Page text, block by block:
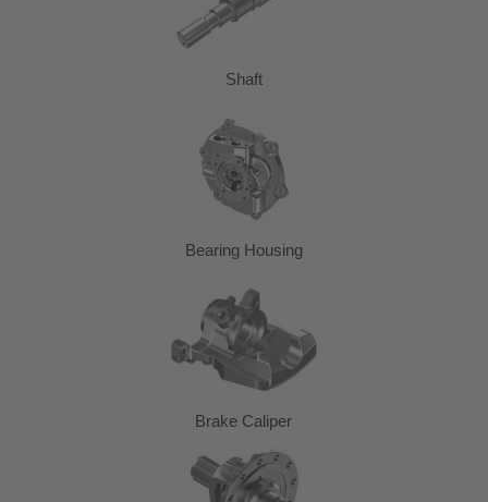
Shaft
Bearing Housing
Brake Caliper